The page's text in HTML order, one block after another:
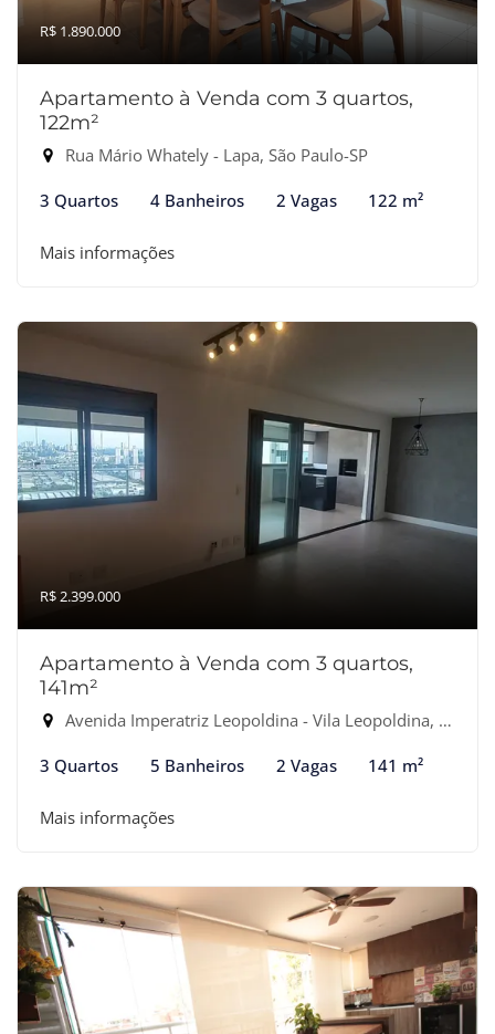
R$ 1.890.000
Apartamento à Venda com 3 quartos,
122m²
Rua Mário Whately - Lapa, São Paulo-SP
3 Quartos 4 Banheiros 2 Vagas 122 m²
Mais informações
R$ 2.399.000
Apartamento à Venda com 3 quartos,
141m²
Avenida Imperatriz Leopoldina - Vila Leopoldina, São Paulo-SP
3 Quartos 5 Banheiros 2 Vagas 141 m²
Mais informações